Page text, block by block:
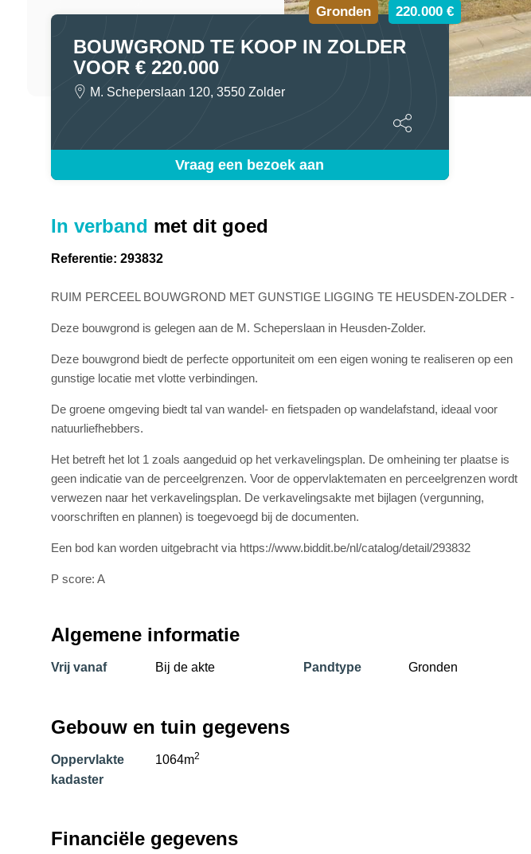
Gronden 220.000 €
BOUWGROND TE KOOP IN ZOLDER
VOOR € 220.000
M. Scheperslaan 120, 3550 Zolder
Vraag een bezoek aan
In verband met dit goed
Referentie: 293832
RUIM PERCEEL BOUWGROND MET GUNSTIGE LIGGING TE HEUSDEN-ZOLDER -
Deze bouwgrond is gelegen aan de M. Scheperslaan in Heusden-Zolder.
Deze bouwgrond biedt de perfecte opportuniteit om een eigen woning te realiseren op een
gunstige locatie met vlotte verbindingen.
De groene omgeving biedt tal van wandel- en fietspaden op wandelafstand, ideaal voor
natuurliefhebbers.
Het betreft het lot 1 zoals aangeduid op het verkavelingsplan. De omheining ter plaatse is
geen indicatie van de perceelgrenzen. Voor de oppervlaktematen en perceelgrenzen wordt
verwezen naar het verkavelingsplan. De verkavelingsakte met bijlagen (vergunning,
voorschriften en plannen) is toegevoegd bij de documenten.
Een bod kan worden uitgebracht via https://www.biddit.be/nl/catalog/detail/293832
P score: A
Algemene informatie
Vrij vanaf Bij de akte Pandtype Gronden
Gebouw en tuin gegevens
Oppervlakte
kadaster
1064m2
Financiële gegevens